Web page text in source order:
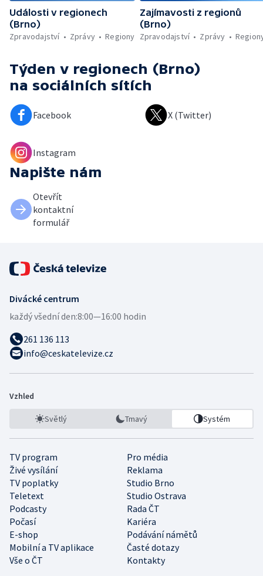
Události v regionech
(Brno)
Zpravodajství
Zprávy Regiony
Zajímavosti z regionů
(Brno)
Zpravodajství
Zprávy
Týden v regionech (Brno)
na sociálních sítích
Facebook X (Twitter)
Instagram
Napište nám
Otevřít
kontaktní
formulář
Divácké centrum
každý všední den:8:00—16:00 hodin
261 136 113
info@ceskatelevize.cz
Vzhled
Světlý Tmavý Systém
TV program
Pro média
Živé vysílání
Reklama
TV poplatky
Studio Brno
Teletext
Studio Ostrava
Podcasty
Rada ČT
Počasí
Kariéra
E-shop
Podávání námětů
Mobilní a TV aplikace
Časté dotazy
Vše o ČT
Kontakty